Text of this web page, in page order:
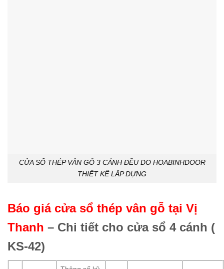
CỬA SỔ THÉP VÂN GỖ 3 CÁNH ĐỀU DO HOABINHDOOR
THIẾT KẾ LẮP DỰNG
Báo giá cửa sổ thép vân gỗ tại Vị
Thanh – Chi tiết cho cửa sổ 4 cánh (
KS-42)